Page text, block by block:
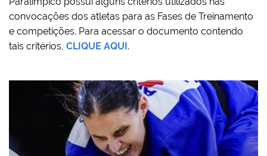
convocações dos atletas para as Fases de Treinamento
e competições. Para acessar o documento contendo
tais critérios, CLIQUE AQUI.